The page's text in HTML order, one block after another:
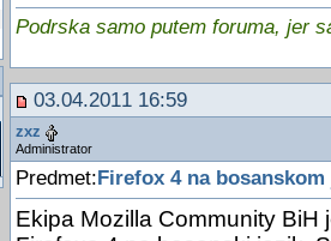
Podrska samo putem foruma, jer
03.04.2011 16:59
zxz
Administrator
Predmet:Firefox 4 na bosanskom
Ekipa Mozilla Community BiH